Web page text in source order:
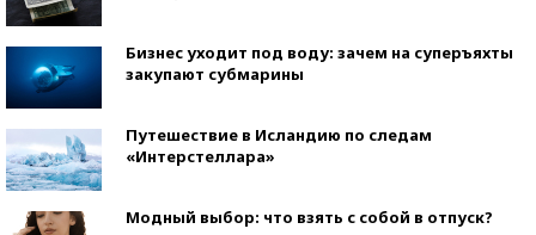
Бизнес уходит под воду: зачем на суперъяхты
закупают субмарины
Путешествие в Исландию по следам
«Интерстеллара»
Модный выбор: что взять с собой в отпуск?